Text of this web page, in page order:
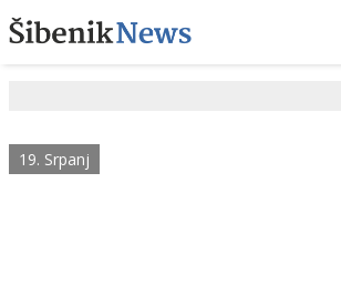
19. Srpanj